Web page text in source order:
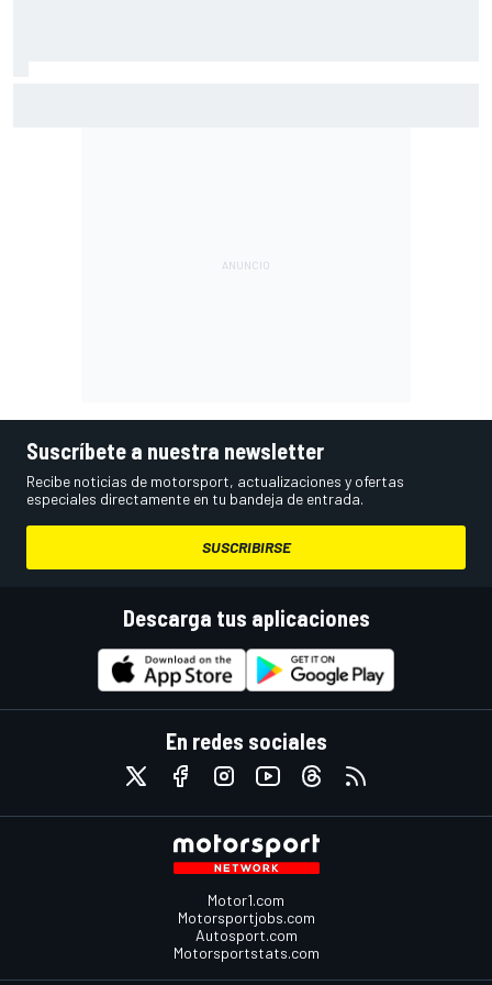
Suscríbete a nuestra newsletter
Recibe noticias de motorsport, actualizaciones y ofertas
especiales directamente en tu bandeja de entrada.
SUSCRIBIRSE
Descarga tus aplicaciones
En redes sociales
Motor1.com
Motorsportjobs.com
Autosport.com
Motorsportstats.com